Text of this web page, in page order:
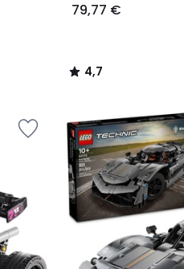
79,77 €
4,7
/